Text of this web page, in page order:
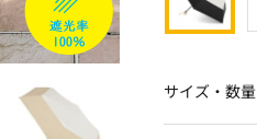
サイズ・数量